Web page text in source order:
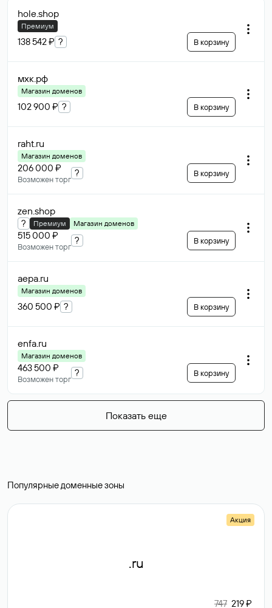
hole.shop
Премиум
138 542 ₽ ? В корзину
мхк.рф
Магазин доменов
102 900 ₽ ? В корзину
raht.ru
Магазин доменов
206 000 ₽
Возможен торг
? В корзину
zen.shop
? Премиум Магазин доменов
515 000 ₽
Возможен торг
? В корзину
aepa.ru
Магазин доменов
360 500 ₽ ? В корзину
enfa.ru
Магазин доменов
463 500 ₽
Возможен торг
? В корзину
Показать еще
Популярные доменные зоны
Акция
.ru
747 219 ₽